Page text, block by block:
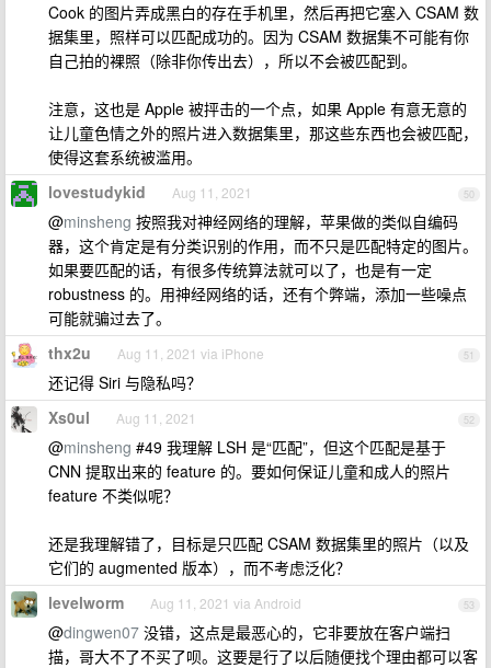
Cook 的图片弄成黑白的存在手机里，然后再把它塞入 CSAM 数
据集里，照样可以匹配成功的。因为 CSAM 数据集不可能有你
自己拍的裸照（除非你传出去），所以不会被匹配到。
注意，这也是 Apple 被抨击的一个点，如果 Apple 有意无意的
让儿童色情之外的照片进入数据集里，那这些东西也会被匹配，
使得这套系统被滥用。
50
lovestudykid Aug 11, 2021
@minsheng 按照我对神经网络的理解，苹果做的类似自编码
器，这个肯定是有分类识别的作用，而不只是匹配特定的图片。
如果要匹配的话，有很多传统算法就可以了，也是有一定
robustness 的。用神经网络的话，还有个弊端，添加一些噪点
可能就骗过去了。
51
thx2u Aug 11, 2021 via iPhone
还记得 Siri 与隐私吗？
52
Xs0ul Aug 11, 2021
@minsheng #49 我理解 LSH 是“匹配”，但这个匹配是基于
CNN 提取出来的 feature 的。要如何保证儿童和成人的照片
feature 不类似呢？
还是我理解错了，目标是只匹配 CSAM 数据集里的照片（以及
它们的 augmented 版本），而不考虑泛化？
53
levelworm Aug 11, 2021 via Android
@dingwen07 没错，这点是最恶心的，它非要放在客户端扫
描，哥大不了不买了呗。这要是行了以后随便找个理由都可以客